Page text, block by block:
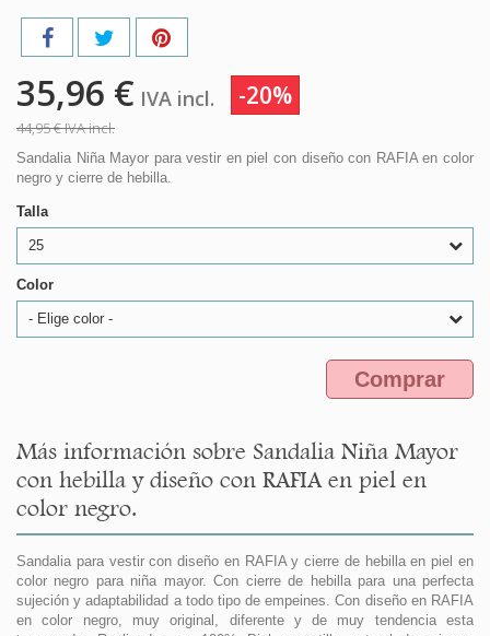
35,96 € IVA incl. -20%
44,95 €IVA incl.
Sandalia Niña Mayor para vestir en piel con diseño con RAFIA en color
negro y cierre de hebilla.
Talla
25
Color
- Elige color -
Comprar
Más información sobre Sandalia Niña Mayor
con hebilla y diseño con RAFIA en piel en
color negro.
Sandalia para vestir con diseño en RAFIA y cierre de hebilla en piel en
color negro para niña mayor. Con cierre de hebilla para una perfecta
sujeción y adaptabilidad a todo tipo de empeines. Con diseño en RAFIA
en color negro, muy original, diferente y de muy tendencia esta